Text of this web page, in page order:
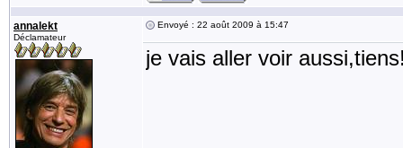
annalekt
Déclamateur
Envoyé : 22 août 2009 à 15:47
je vais aller voir